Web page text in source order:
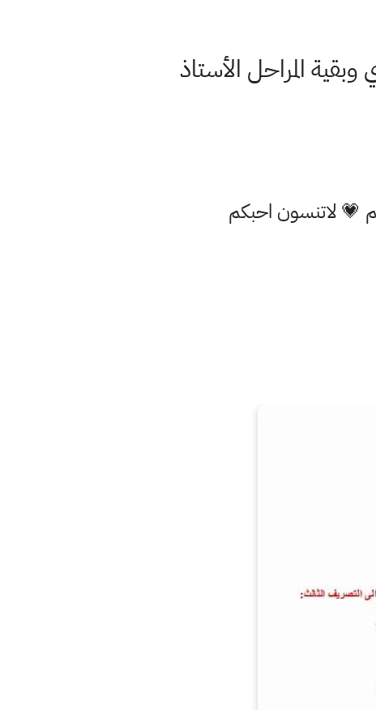
المراحل الأستاذ
💗 لاتنسون احبكم